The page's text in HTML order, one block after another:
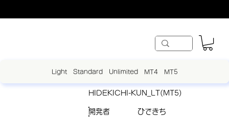
Light Standard Unlimited MT4 MT5
HIDEKICHI-KUN_LT(MT5)
開発者 ひできち